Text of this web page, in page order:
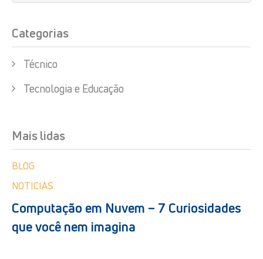
Categorias
Técnico
Tecnologia e Educação
Mais lidas
BLOG
NOTICIAS
Computação em Nuvem – 7 Curiosidades
que você nem imagina